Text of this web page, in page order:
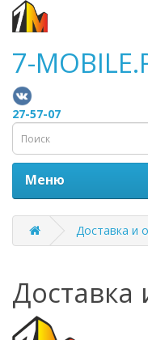
7-
27-57-07
Меню
Доставка и
Доставка